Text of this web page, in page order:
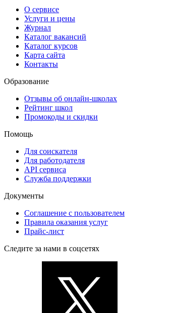
О сервисе
Услуги и цены
Журнал
Каталог вакансий
Каталог курсов
Карта сайта
Контакты
Образование
Отзывы об онлайн-школах
Рейтинг школ
Промокоды и скидки
Помощь
Для соискателя
Для работодателя
API сервиса
Служба поддержки
Документы
Соглашение с пользователем
Правила оказания услуг
Прайс-лист
Следите за нами в соцсетях